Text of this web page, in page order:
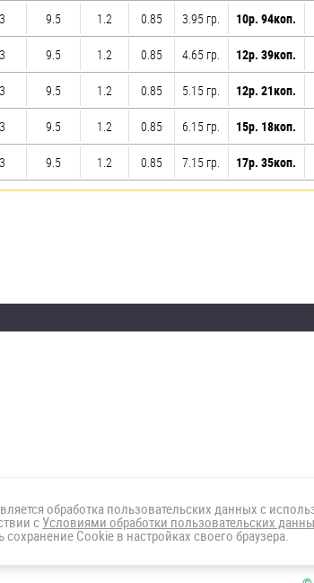
3 9.5 1.2 0.85 3.95 гр. 10р. 94коп.
3 9.5 1.2 0.85 4.65 гр. 12р. 39коп.
3 9.5 1.2 0.85 5.15 гр. 12р. 21коп.
3 9.5 1.2 0.85 6.15 гр. 15р. 18коп.
3 9.5 1.2 0.85 7.15 гр. 17р. 35коп.
обработка пользовательских данных с
с Условиями обработки пользовательских
сохранение Cookie в настройках своего браузера.